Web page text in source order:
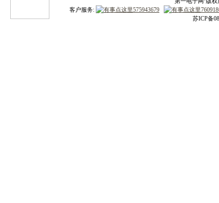
客户服务:
苏ICP备